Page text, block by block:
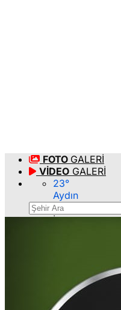
FOTO GALERİ
VİDEO GALERİ
23°
Aydın
İstanbul
Afyon
Ağrı
Aksaray